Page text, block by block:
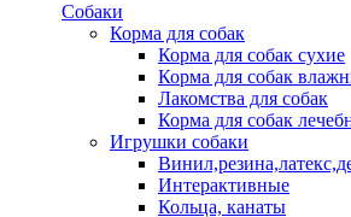
Собаки
Корма для собак
Корма для собак сухие
Корма для собак
Лакомства для собак
Корма для собак
Игрушки собаки
Интерактивные
Кольца, канаты